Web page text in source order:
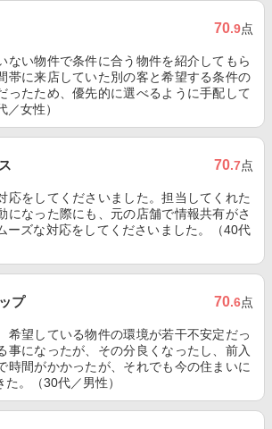
70.9点
ない物件で条件に合う物件を紹介してもら
帯に来店していた別の客と希望する条件の
ったため、優先的に選べるように手配して
／女性）
70.7点
応をしてくださいました。担当してくれた
になった際にも、元の店舗で情報共有がさ
ーズな対応をしてくださいました。（40代
プ 70.6点
希望している物件の環境が若干不安定だっ
事になったが、その分良くなったし、前入
時間がかかったが、それでも今の住まいに
。（30代／男性）